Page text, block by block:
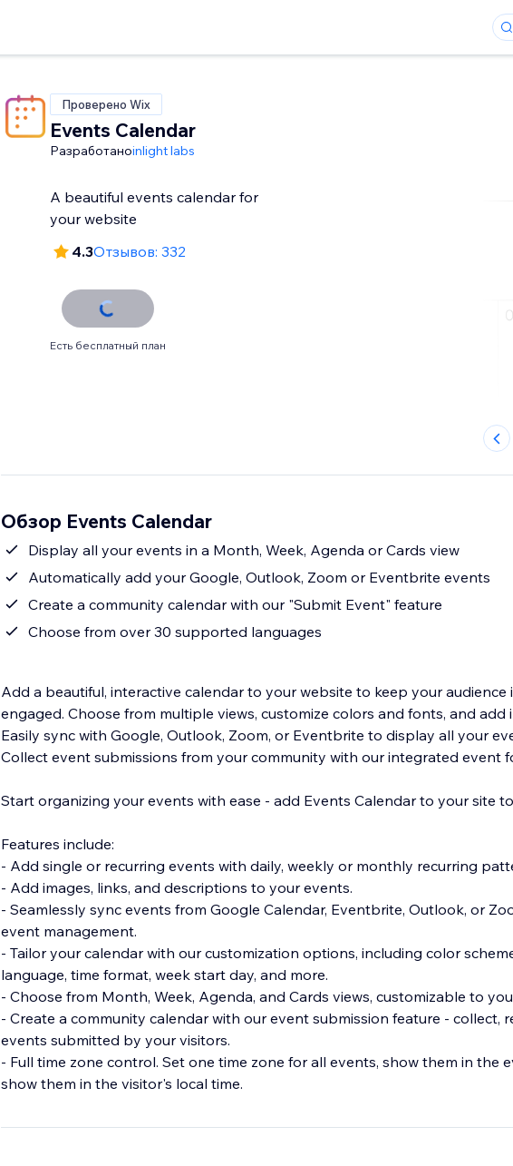
Проверено Wix
Events Calendar
Разработаноinlight labs
A beautiful events calendar for
your website
4.3Отзывов: 332
Есть бесплатный план
Обзор Events Calendar
Display all your events in a Month, Week, Agenda or Cards view
Automatically add your Google, Outlook, Zoom or Eventbrite events
Create a community calendar with our "Submit Event" feature
Choose from over 30 supported languages
Add a beautiful, interactive calendar to your website to keep your audience
engaged. Choose from multiple views, customize colors and fonts, and add
Easily sync with Google, Outlook, Zoom, or Eventbrite to display all your
Collect event submissions from your community with our integrated event
Start organizing your events with ease - add Events Calendar to your site
Features include:
- Add single or recurring events with daily, weekly or monthly recurring
- Add images, links, and descriptions to your events.
- Seamlessly sync events from Google Calendar, Eventbrite, Outlook, or
event management.
- Tailor your calendar with our customization options, including color
language, time format, week start day, and more.
- Choose from Month, Week, Agenda, and Cards views, customizable to
- Create a community calendar with our event submission feature - collect,
events submitted by your visitors.
- Full time zone control. Set one time zone for all events, show them in the
show them in the visitor's local time.